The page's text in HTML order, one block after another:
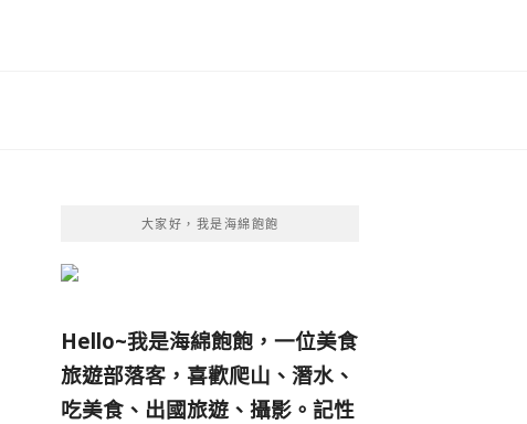
大家好，我是海綿飽飽
Hello~我是海綿飽飽，一位美食
旅遊部落客， 喜歡爬山、潛水、
吃美食、出國旅遊、攝影。 記性